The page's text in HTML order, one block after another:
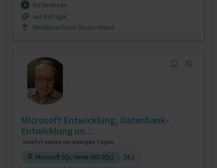
6
Referenzen
auf Anfrage
Niedersachsen Deutschland
Microsoft Entwicklung, Datenbank-
Entwicklung un...
zuletzt online vor wenigen Tagen
Microsoft SQL-Server (MS SQL)
24 J.